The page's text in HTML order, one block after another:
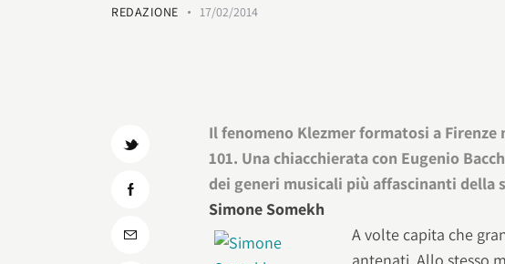
REDAZIONE 17/02/2014
Il fenomeno Klezmer formatosi a Firenze
101. Una chiacchierata con Eugenio
dei generi musicali più affascinanti della
Simone Somekh
A volte capita che
antenati. Allo stesso